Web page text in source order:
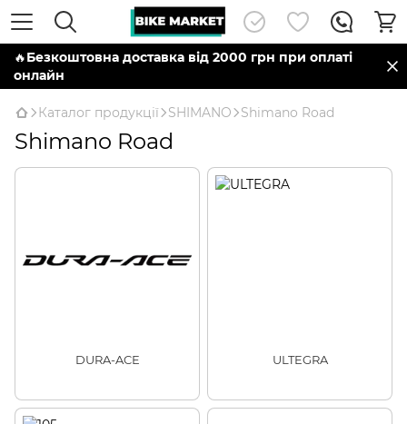
🔥Безкоштовна доставка від 2000 грн при оплаті
онлайн
Каталог продукції SHIMANO Shimano Road
Shimano Road
DURA-ACE ULTEGRA